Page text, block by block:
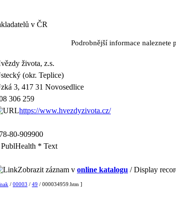
v ČR
Podrobnější informace naleznete
života, z.s.
(okr. Teplice)
3, 417 31 Novosedlice
306 259
https://www.hvezdyzivota.cz/
80-909900
* Text
Zobrazit záznam v online katalogu / Display
/ 00003 / 49 / 000034959.htm ]